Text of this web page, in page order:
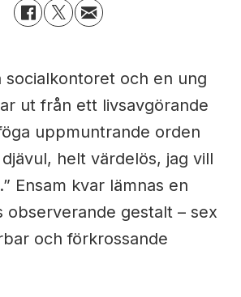
socialkontoret och en ung
ut från ett livsavgörande
uppmuntrande orden
helt värdelös, jag vill
Ensam kvar lämnas en
observerande gestalt – sex
och förkrossande